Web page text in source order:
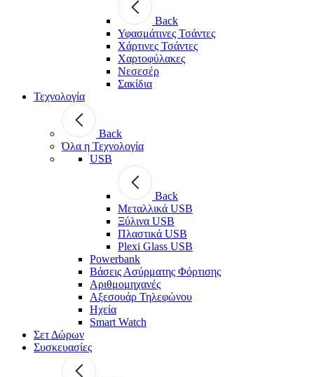
Back
Υφασμάτινες Τσάντες
Χάρτινες Τσάντες
Χαρτοφύλακες
Νεσεσέρ
Σακίδια
Τεχνολογία
Back
Όλα η Τεχνολογία
USB
Back
Μεταλλικά USB
Ξύλινα USB
Πλαστικά USB
Plexi Glass USB
Powerbank
Βάσεις Ασύρματης Φόρτισης
Αριθμομηχανές
Αξεσουάρ Τηλεφώνου
Ηχεία
Smart Watch
Σετ Δώρων
Συσκευασίες